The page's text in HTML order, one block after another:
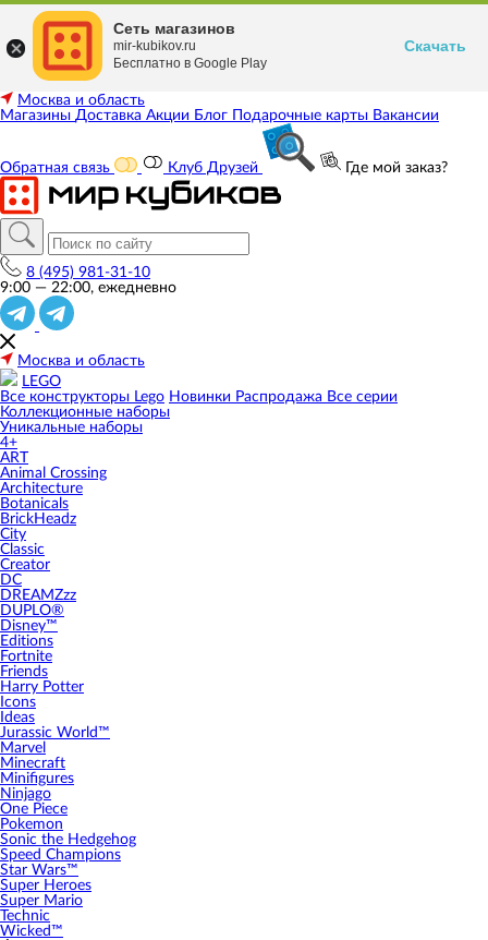
Москва и область
Магазины Доставка Акции Блог Подарочные карты Вакансии
Обратная связь Клуб Друзей Где мой заказ?
8 (495) 981-31-10
9:00 — 22:00, ежедневно
Москва и область
LEGO
Все конструкторы Lego Новинки Распродажа Все серии
Коллекционные наборы
Уникальные наборы
4+
ART
Animal Crossing
Architecture
Botanicals
BrickHeadz
City
Classic
Creator
DC
DREAMZzz
DUPLO®
Disney™
Editions
Fortnite
Friends
Harry Potter
Icons
Ideas
Jurassic World™
Marvel
Minecraft
Minifigures
Ninjago
One Piece
Pokemon
Sonic the Hedgehog
Speed Champions
Star Wars™
Super Heroes
Super Mario
Technic
Wicked™
Сеть магазинов
mir-kubikov.ru
Бесплатно в Google Play
Скачать